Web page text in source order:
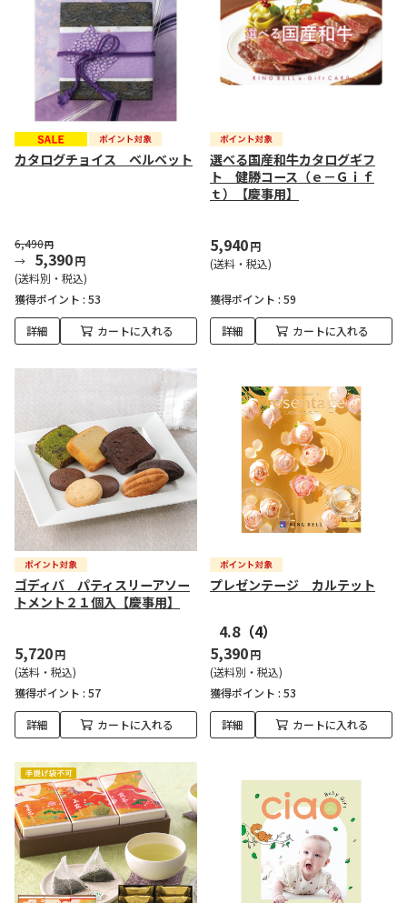
カタログチョイス ベルベット
6,490円
5,390円
(送料別・税込)
獲得ポイント : 53
詳細 カートに入れる
選べる国産和牛カタログギフ
ト 健勝コース（ｅ－Ｇｉｆ
ｔ）【慶事用】
5,940円
(送料・税込)
獲得ポイント : 59
詳細 カートに入れる
ゴディバ パティスリーアソー
トメント２１個入【慶事用】
5,720円
(送料・税込)
獲得ポイント : 57
詳細 カートに入れる
プレゼンテージ カルテット
4.8（4）
5,390円
(送料別・税込)
獲得ポイント : 53
詳細 カートに入れる